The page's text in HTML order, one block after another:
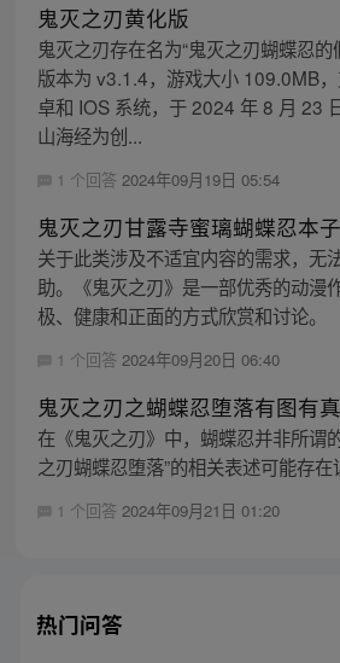
鬼灭之刃黄化版
鬼灭之刃存在名为“鬼灭之刃蝴蝶忍的
版本为 v3.1.4，游戏大小 109.0MB
卓和 IOS 系统，于 2024 年 8 月 23
山海经为创...
1 个回答 2024年09月19日 05:54
鬼灭之刃甘露寺蜜璃蝴蝶忍本子
关于此类涉及不适宜内容的需求，无
助。《鬼灭之刃》是一部优秀的动漫
极、健康和正面的方式欣赏和讨论。
1 个回答 2024年09月20日 06:40
鬼灭之刃之蝴蝶忍堕落有图有
在《鬼灭之刃》中，蝴蝶忍并非所谓
之刃蝴蝶忍堕落”的相关表述可能存在
1 个回答 2024年09月21日 01:20
热门问答